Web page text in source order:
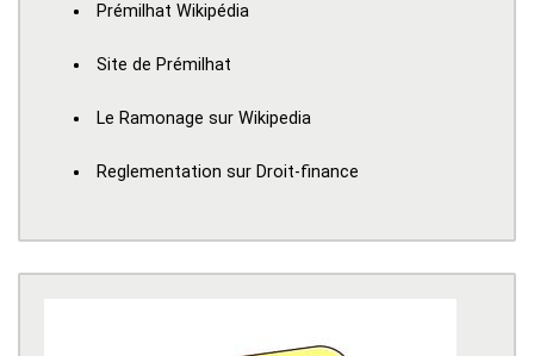
Prémilhat Wikipédia
Site de Prémilhat
Le Ramonage sur Wikipedia
Reglementation sur Droit-finance